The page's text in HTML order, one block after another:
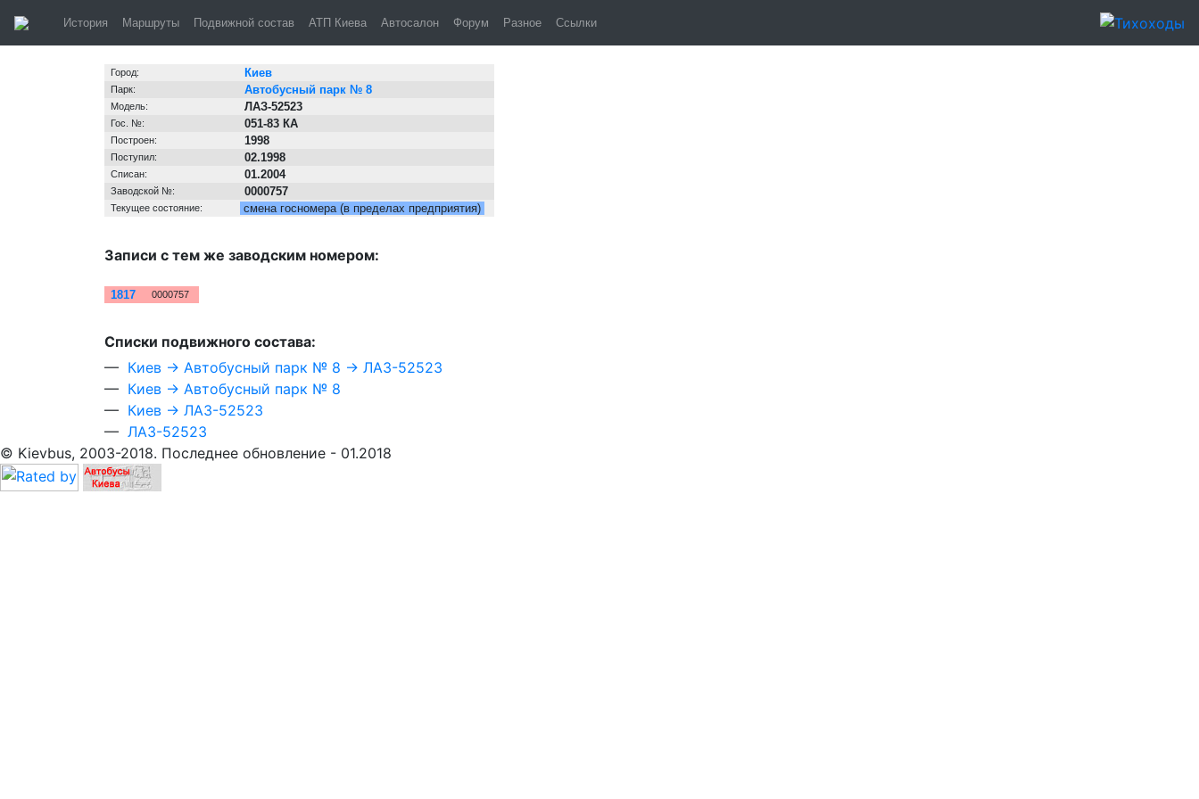
История Маршруты Подвижной состав АТП Киева Автосалон Форум Разное Ссылки
Киев, автобус № 1817
Город:
Киев
Парк: Автобусный парк № 8
Модель: ЛАЗ-52523
Гос. №: 051-83 КА
Построен: 1998
Поступил: 02.1998
Списан: 01.2004
Заводской №: 0000757
Текущее состояние: смена госномера (в пределах предприятия)
Записи с тем же заводским номером:
1817 0000757
Cписки подвижного состава:
— Киев → Автобусный парк № 8 → ЛАЗ-52523
— Киев → Автобусный парк № 8
— Киев → ЛАЗ-52523
— ЛАЗ-52523
© Kievbus, 2003-2018. Последнее обновление - 01.2018